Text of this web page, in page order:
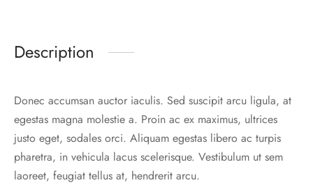
Description
Donec accumsan auctor iaculis. Sed suscipit arcu ligula, at
egestas magna molestie a. Proin ac ex maximus, ultrices
justo eget, sodales orci. Aliquam egestas libero ac turpis
pharetra, in vehicula lacus scelerisque. Vestibulum ut sem
laoreet, feugiat tellus at, hendrerit arcu.